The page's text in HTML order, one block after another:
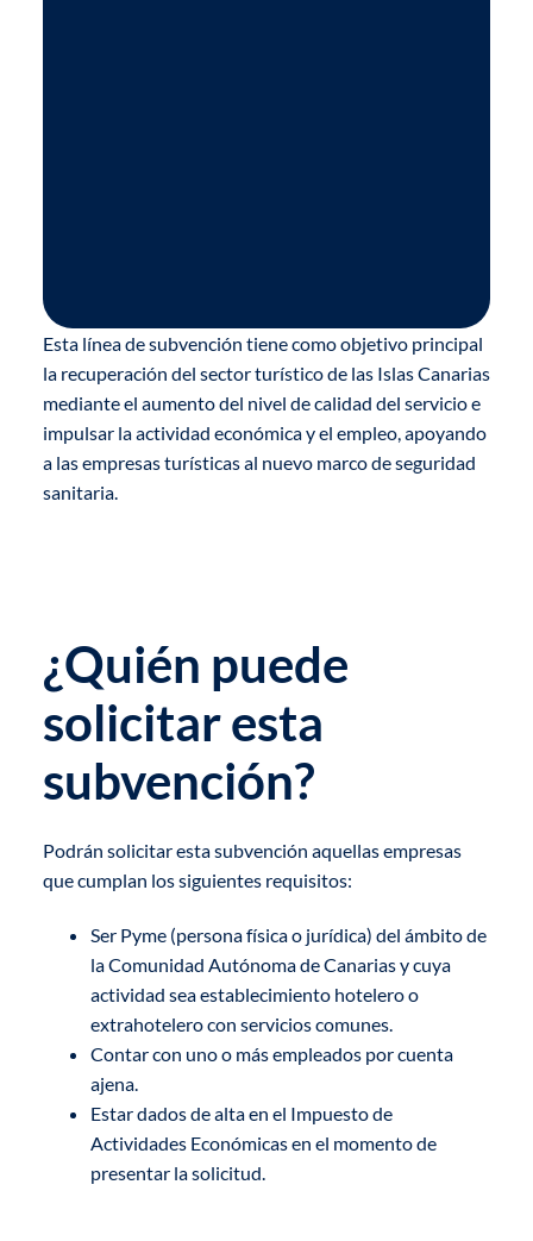
Esta línea de subvención tiene como objetivo principal
la recuperación del sector turístico de las Islas Canarias
mediante el aumento del nivel de calidad del servicio e
impulsar la actividad económica y el empleo, apoyando
a las empresas turísticas al nuevo marco de seguridad
sanitaria.
¿Quién puede
solicitar esta
subvención?
Podrán solicitar esta subvención aquellas empresas
que cumplan los siguientes requisitos:
Ser Pyme (persona física o jurídica) del ámbito de
la Comunidad Autónoma de Canarias y cuya
actividad sea establecimiento hotelero o
extrahotelero con servicios comunes.
Contar con uno o más empleados por cuenta
ajena.
Estar dados de alta en el Impuesto de
Actividades Económicas en el momento de
presentar la solicitud.